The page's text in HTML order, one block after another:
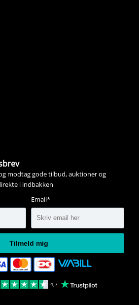
modtag gode tilbud, auktioner og
i indbakken
Email*
Tilmeld mig
4,7